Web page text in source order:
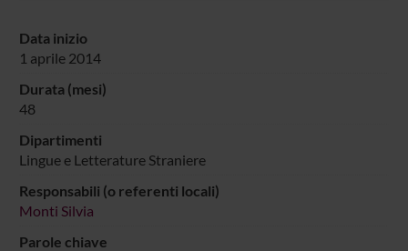
Data inizio
1 aprile 2014
Durata (mesi)
48
Dipartimenti
Lingue e Letterature Straniere
Responsabili (o referenti locali)
Monti Silvia
Parole chiave